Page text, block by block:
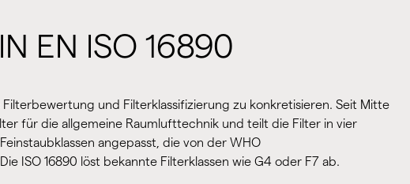
EN ISO 16890
und Filterklassifizierung zu konkretisieren. Seit Mitte
für die allgemeine Raumlufttechnik und teilt die Filter in vier
angepasst, die von der WHO
ISO 16890 löst bekannte Filterklassen wie G4 oder F7 ab.